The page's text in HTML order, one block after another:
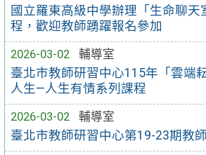
國立羅東高級中學辦理「生命聊天
程，歡迎教師踴躍報名參加
2026-03-02
輔導室
臺北市教師研習中心115年「雲端
人生—人生有情系列課程
2026-03-02
輔導室
臺北市教師研習中心第19-23期教